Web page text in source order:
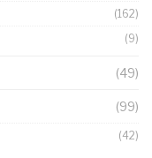
(162)
(9)
(49)
(99)
(42)